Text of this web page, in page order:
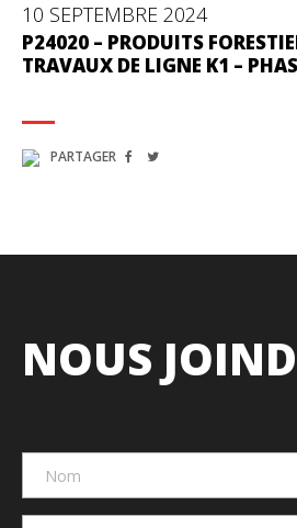
10 SEPTEMBRE 2024
P24020 – PRODUITS
TRAVAUX DE LIGNE K1 –
PARTAGER
NOUS